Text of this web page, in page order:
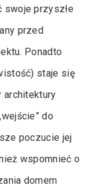
swoje przyszłe
przed
Ponadto
staje się
architektury
do
poczucie jej
wspomnieć o
domem